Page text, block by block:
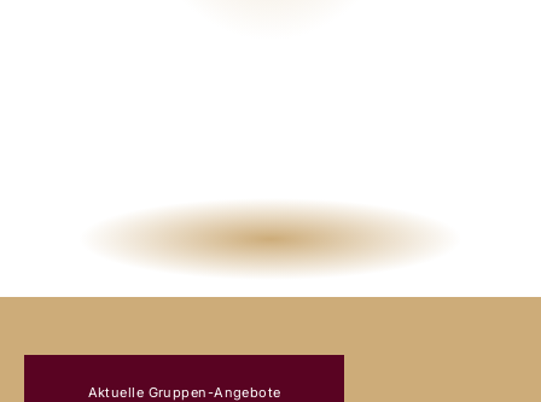
Aktuelle Gruppen-Angebote